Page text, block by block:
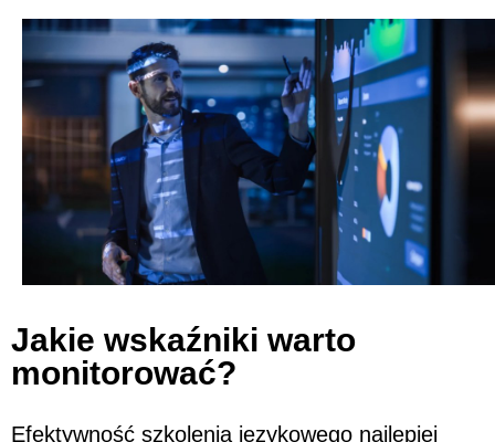
Jakie wskaźniki warto
monitorować?
Efektywność szkolenia językowego najlepiej